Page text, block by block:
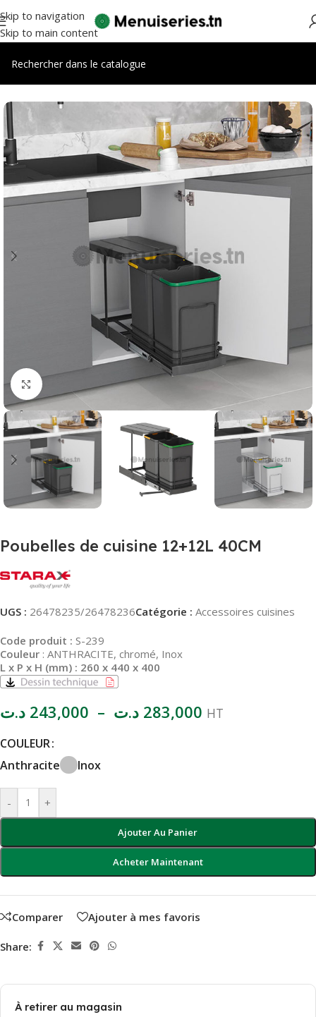
Skip to navigation
Skip to main content
Agrandir
Poubelles de cuisine 12+12L 40CM
UGS : 26478235/26478236Catégorie : Accessoires cuisines
Code produit : S-239
Couleur : ANTHRACITE, chromé, Inox
L x P x H (mm) : 260 x 440 x 400
243,000 د.ت – 283,000 د.ت HT
COULEUR
Anthracite
Inox
- +
Ajouter Au Panier
Acheter Maintenant
Comparer Ajouter à mes favoris
Share:
À retirer au magasin